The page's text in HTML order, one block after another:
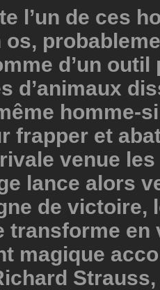
l’un de ces
os,
d’un
d’animaux
homme-
frapper et
venue
lance alors
de victoire,
transforme en
magique